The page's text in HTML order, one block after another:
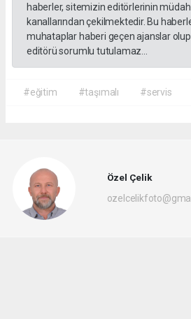
haberler, sitemizin editörlerinin
kanallarından çekilmektedir. Bu
muhataplar haberi geçen ajanslar
editörü sorumlu tutulamaz...
#eğitim #taşımalı #servis
Özel Çelik